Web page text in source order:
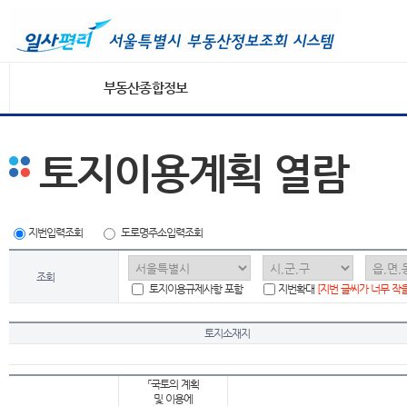
부동산종합정보
토지이용계획 열람
지번입력조회 도로명주소입력조회
조회
토지이용규제사항 포함
지번확대 [지번 글씨가 너무 작
토지소재지
「국토의 계획
및 이용에